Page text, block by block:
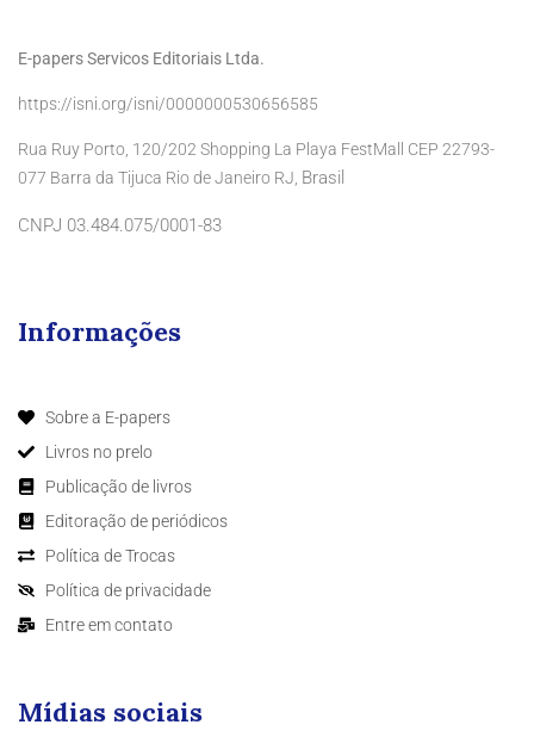
E-papers Servicos Editoriais Ltda.
https://isni.org/isni/0000000530656585
Rua Ruy Porto, 120/202 Shopping La Playa FestMall CEP 22793-
077 Barra da Tijuca Rio de Janeiro RJ, Brasil
CNPJ 03.484.075/0001-83
Informações
Sobre a E-papers
Livros no prelo
Publicação de livros
Editoração de periódicos
Política de Trocas
Política de privacidade
Entre em contato
Mídias sociais